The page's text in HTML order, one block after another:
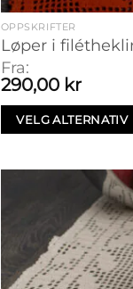
OPPSKRIFTER
Løper i
Fra:
290,00 kr
VELG ALTERNATIV